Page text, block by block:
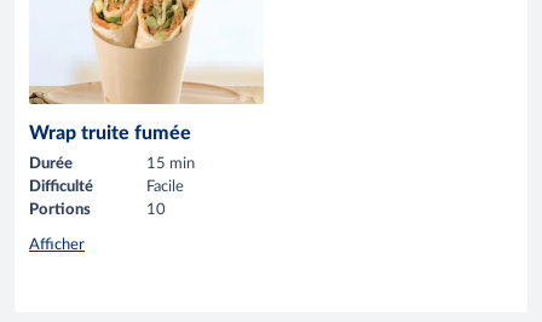
Wrap truite fumée
Durée
15 min
Difficulté
Facile
Portions
10
Afficher